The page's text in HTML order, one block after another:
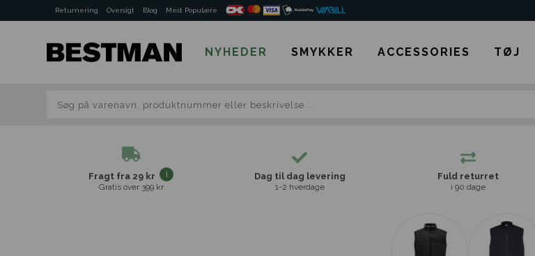
Returnering Oversigt Blog Mest Populære
NYHEDER SMYKKER ACCESSORIES TØJ
Fragt fra 29 kr
Gratis over 399 kr
Dag til dag levering
1-2 hverdage
Fuld returret
i 90 dage